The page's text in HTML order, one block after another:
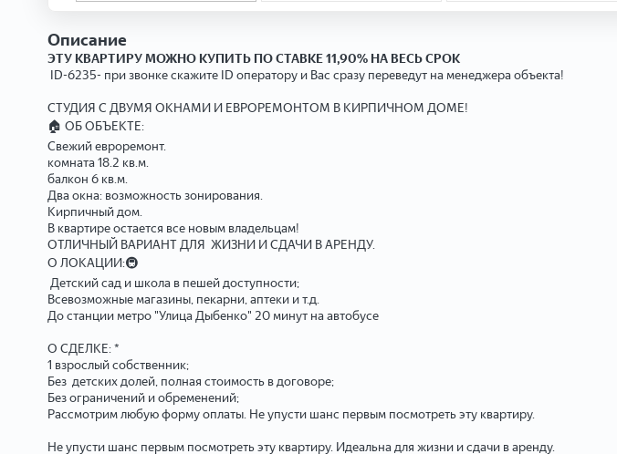
Описание
ЭТУ КВАРТИРУ МОЖНО КУПИТЬ ПО СТАВКЕ 11,90% НА ВЕСЬ СРОК
ID-6235- при звонке скажите ID оператору и Вас сразу переведут на менеджера объекта!
СТУДИЯ С ДВУМЯ ОКНАМИ И ЕВРОРЕМОНТОМ В КИРПИЧНОМ ДОМЕ!
🏠 ОБ ОБЪЕКТЕ:
Свежий евроремонт.
комната 18.2 кв.м.
балкон 6 кв.м.
Два окна: возможность зонирования.
Кирпичный дом.
В квартире остается все новым владельцам!
ОТЛИЧНЫЙ ВАРИАНТ ДЛЯ ЖИЗНИ И СДАЧИ В АРЕНДУ.
О ЛОКАЦИИ:🚇
Детский сад и школа в пешей доступности;
Всевозможные магазины, пекарни, аптеки и т.д.
До станции метро "Улица Дыбенко" 20 минут на автобусе
О СДЕЛКЕ: *
1 взрослый собственник;
Без детских долей, полная стоимость в договоре;
Без ограничений и обременений;
Рассмотрим любую форму оплаты. Не упусти шанс первым посмотреть эту квартиру.
Не упусти шанс первым посмотреть эту квартиру. Идеальна для жизни и сдачи в аренду.